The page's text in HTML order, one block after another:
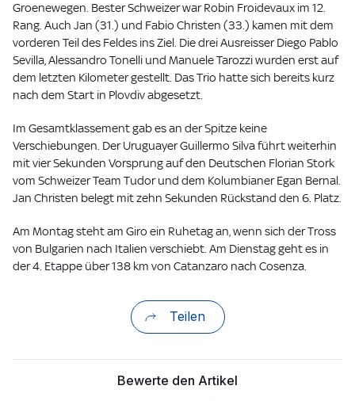
Groenewegen. Bester Schweizer war Robin Froidevaux im 12.
Rang. Auch Jan (31.) und Fabio Christen (33.) kamen mit dem
vorderen Teil des Feldes ins Ziel. Die drei Ausreisser Diego Pablo
Sevilla, Alessandro Tonelli und Manuele Tarozzi wurden erst auf
dem letzten Kilometer gestellt. Das Trio hatte sich bereits kurz
nach dem Start in Plovdiv abgesetzt.
Im Gesamtklassement gab es an der Spitze keine
Verschiebungen. Der Uruguayer Guillermo Silva führt weiterhin
mit vier Sekunden Vorsprung auf den Deutschen Florian Stork
vom Schweizer Team Tudor und dem Kolumbianer Egan Bernal.
Jan Christen belegt mit zehn Sekunden Rückstand den 6. Platz.
Am Montag steht am Giro ein Ruhetag an, wenn sich der Tross
von Bulgarien nach Italien verschiebt. Am Dienstag geht es in
der 4. Etappe über 138 km von Catanzaro nach Cosenza.
Teilen
Bewerte den Artikel